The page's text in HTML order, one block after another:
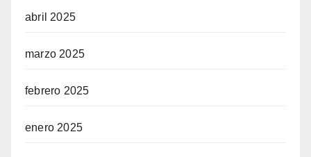
abril 2025
marzo 2025
febrero 2025
enero 2025